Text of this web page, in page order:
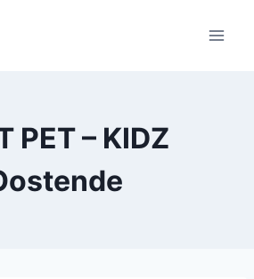
PET – KIDZ